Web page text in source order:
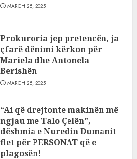
MARCH 25, 2025
Prokuroria jep pretencën, ja
çfarë dënimi kërkon për
Mariela dhe Antonela
Berishën
MARCH 25, 2025
“Ai që drejtonte makinën më
ngjau me Talo Çelën”,
dëshmia e Nuredin Dumanit
flet për PERSONAT që e
plagosën!